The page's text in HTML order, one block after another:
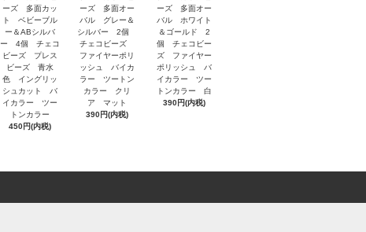
ーズ 多面カッ
ト ベビーブル
ー＆ABシルバ
ー 4個 チェコ
ビーズ プレス
ビーズ 青水
色 イングリッ
シュカット バ
イカラー ツー
トンカラー
450円(内税)
ーズ 多面オー
バル グレー＆
シルバー 2個
チェコビーズ
ファイヤーポリ
ッシュ バイカ
ラー ツートン
カラー クリ
ア マット
390円(内税)
ーズ 多面オー
バル ホワイト
＆ゴールド 2
個 チェコビー
ズ ファイヤー
ポリッシュ バ
イカラー ツー
トンカラー 白
390円(内税)